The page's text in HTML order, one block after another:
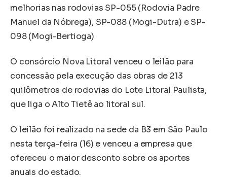
melhorias nas rodovias SP-055 (Rodovia Padre
Manuel da Nóbrega), SP-088 (Mogi-Dutra) e SP-
098 (Mogi-Bertioga)
O consórcio Nova Litoral venceu o leilão para
concessão pela execução das obras de 213
quilômetros de rodovias do Lote Litoral Paulista,
que liga o Alto Tietê ao litoral sul.
O leilão foi realizado na sede da B3 em São Paulo
nesta terça-feira (16) e venceu a empresa que
ofereceu o maior desconto sobre os aportes
anuais do estado.